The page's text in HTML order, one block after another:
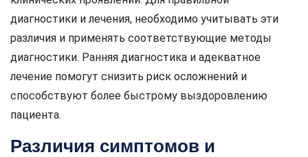
диагностики и лечения, необходимо учитывать эти
различия и применять соответствующие методы
диагностики. Ранняя диагностика и адекватное
лечение помогут снизить риск осложнений и
способствуют более быстрому выздоровлению
пациента.
Различия симптомов и